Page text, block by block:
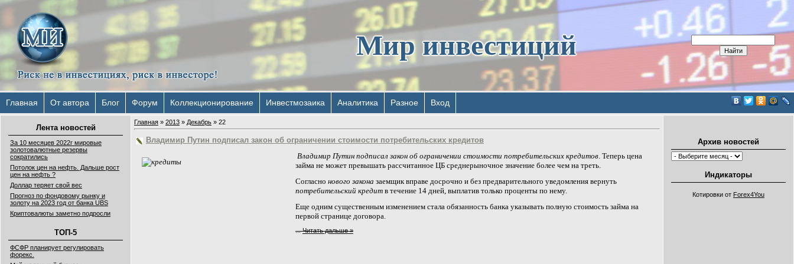
Мир инвестиций
Главная От автора Блог Форум Коллекционирование Инвестмозаика Аналитика Разное Вход
Лента новостей
За 10 месяцев 2022г мировые
золотовалютные резервы
сократились
Потолок цен на нефть. Дальше рост
цен на нефть ?
Доллар теряет свой вес
Прогноз по фондовому рынку и
золоту на 2023 год от банка UBS
Криптовалюты заметно подросли
ТОП-5
ФСФР планирует регулировать
форекс.
Главная » 2013 » Декабрь » 22
Владимир Путин подписал закон об ограничении стоимости потребительских кредитов
Владимир Путин подписал закон об ограничении стоимости потребительских кредитов. Теперь цена
займа не может превышать рассчитанное ЦБ среднерыночное значение более чем на треть.
Согласно нового закона заемщик вправе досрочно и без предварительного уведомления вернуть
потребительский кредит в течение 14 дней, выплатив только проценты по нему.
Еще одним существенным изменением стала обязанность банка указывать полную стоимость займа на
первой странице договора.
...Читать дальше »
Архив новостей
Индикаторы
Котировки от Forex4You